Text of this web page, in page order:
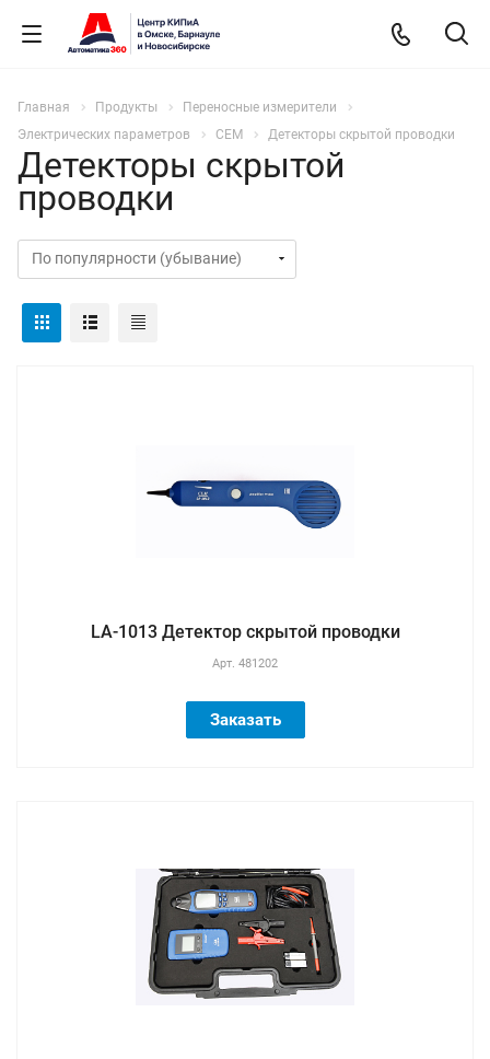
Главная Продукты
Переносные измерители
Электрических параметров
CEM Детекторы скрытой проводки
Детекторы скрытой
проводки
LA-1013 Детектор скрытой проводки
Арт. 481202
Заказать